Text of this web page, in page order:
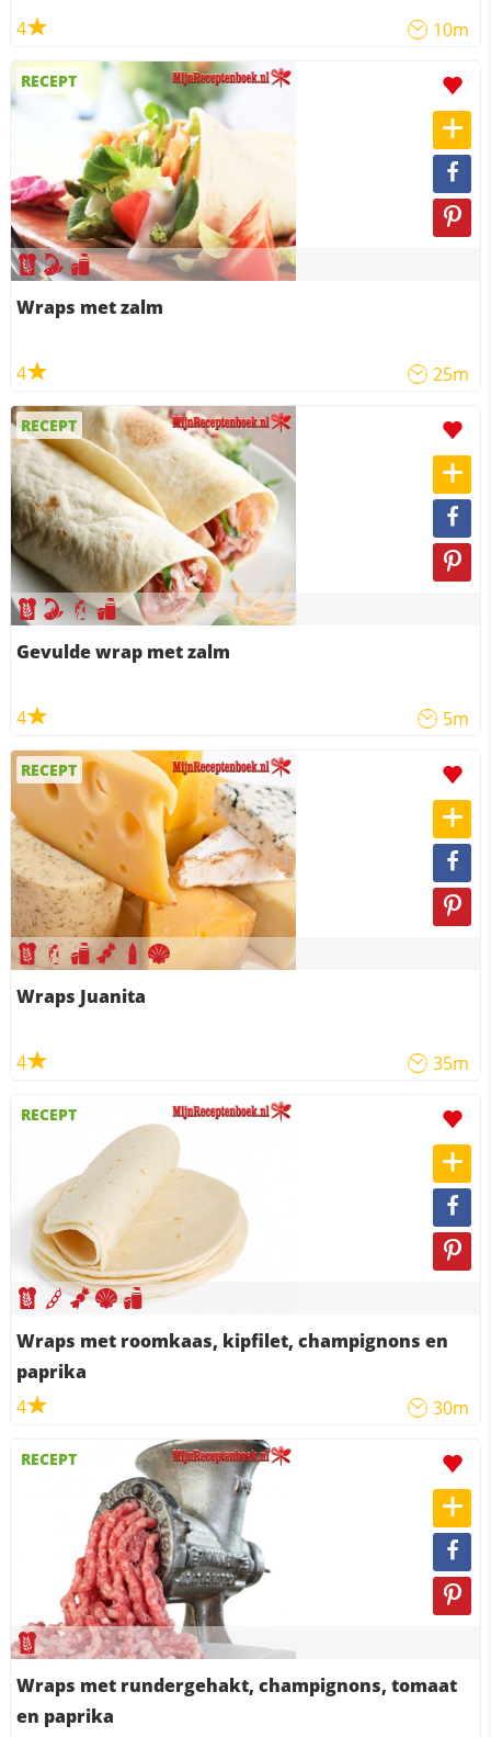
4 10m
RECEPT
Wraps met zalm
4 25m
RECEPT
Gevulde wrap met zalm
4 5m
RECEPT
Wraps Juanita
4 35m
RECEPT
Wraps met roomkaas, kipfilet, champignons en
paprika
4
30m
RECEPT
Wraps met rundergehakt, champignons, tomaat
en paprika